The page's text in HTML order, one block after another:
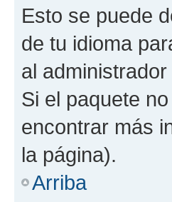
Esto se puede
de tu idioma
al
Si el paquete
encontrar más
la página).
Arriba